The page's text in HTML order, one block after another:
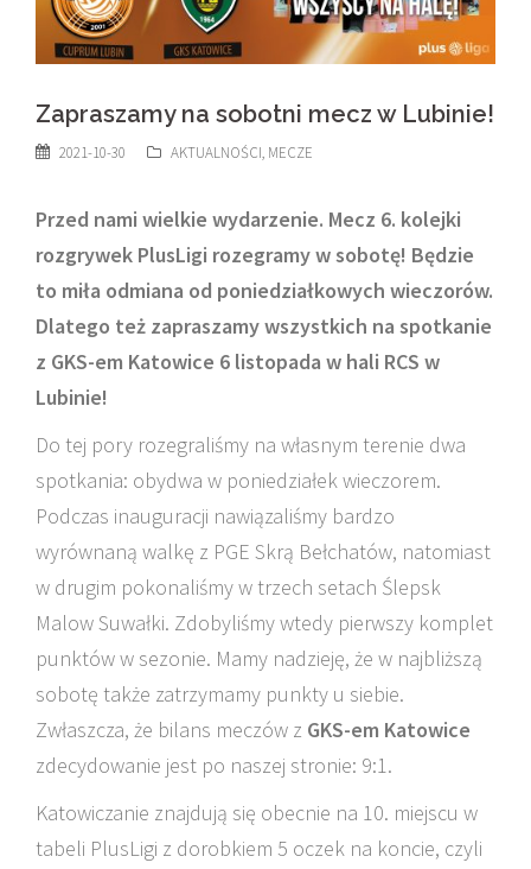
Zapraszamy na sobotni mecz w Lubinie!
2021-10-30 AKTUALNOŚCI, MECZE
Przed nami wielkie wydarzenie. Mecz 6. kolejki
rozgrywek PlusLigi rozegramy w sobotę! Będzie
to miła odmiana od poniedziałkowych wieczorów.
Dlatego też zapraszamy wszystkich na spotkanie
z GKS-em Katowice 6 listopada w hali RCS w
Lubinie!
Do tej pory rozegraliśmy na własnym terenie dwa
spotkania: obydwa w poniedziałek wieczorem.
Podczas inauguracji nawiązaliśmy bardzo
wyrównaną walkę z PGE Skrą Bełchatów, natomiast
w drugim pokonaliśmy w trzech setach Ślepsk
Malow Suwałki. Zdobyliśmy wtedy pierwszy komplet
punktów w sezonie. Mamy nadzieję, że w najbliższą
sobotę także zatrzymamy punkty u siebie.
Zwłaszcza, że bilans meczów z GKS-em Katowice
zdecydowanie jest po naszej stronie: 9:1.
Katowiczanie znajdują się obecnie na 10. miejscu w
tabeli PlusLigi z dorobkiem 5 oczek na koncie, czyli